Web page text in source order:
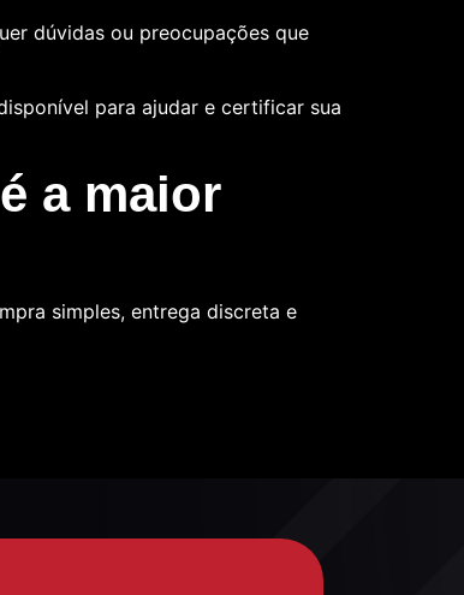
dúvidas ou preocupações que
para ajudar e certificar sua
a maior
simples, entrega discreta e